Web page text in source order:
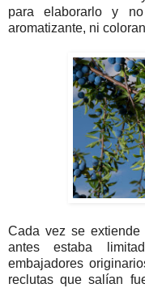
para elaborarlo y
aromatizante, ni
Cada vez se
antes estaba
embajadores
reclutas que salían